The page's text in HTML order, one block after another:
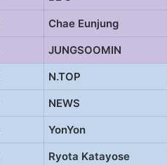
Chae Eunjung
JUNGSOOMIN
N.TOP
NEWS
YonYon
Ryota Katayose